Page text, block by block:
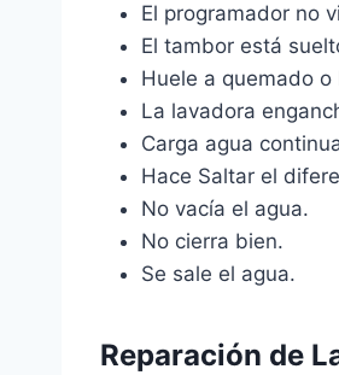
El programador no
El tambor está
Huele a quemado
La lavadora
Carga agua
Hace Saltar el
No vacía el agua.
No cierra bien.
Se sale el agua.
Reparación de